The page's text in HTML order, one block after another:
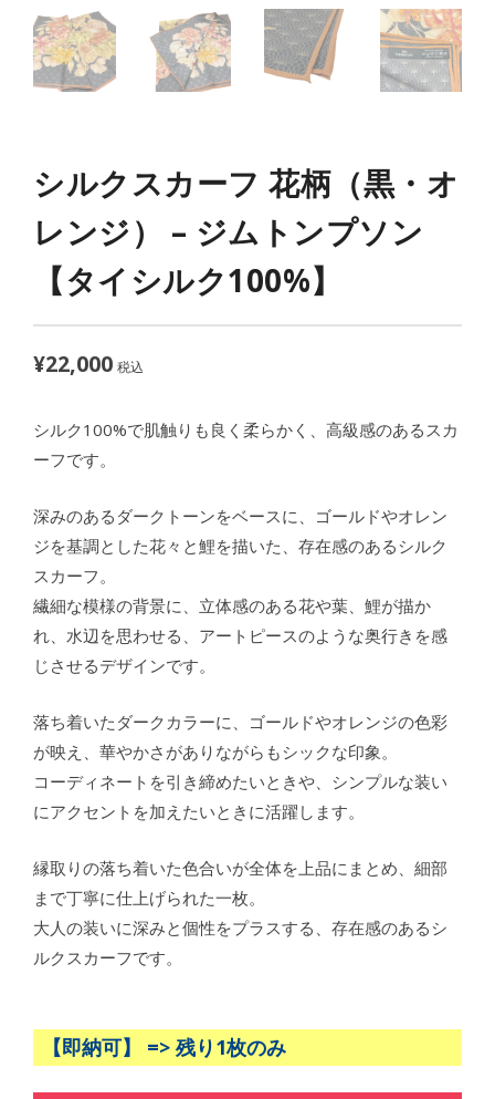
シルクスカーフ 花柄（黒・オ
レンジ） – ジムトンプソン
【タイシルク100%】
¥22,000 税込
シルク100%で肌触りも良く柔らかく、高級感のあるスカ
ーフです。
深みのあるダークトーンをベースに、ゴールドやオレン
ジを基調とした花々と鯉を描いた、存在感のあるシルク
スカーフ。
繊細な模様の背景に、立体感のある花や葉、鯉が描か
れ、水辺を思わせる、アートピースのような奥行きを感
じさせるデザインです。
落ち着いたダークカラーに、ゴールドやオレンジの色彩
が映え、華やかさがありながらもシックな印象。
コーディネートを引き締めたいときや、シンプルな装い
にアクセントを加えたいときに活躍します。
縁取りの落ち着いた色合いが全体を上品にまとめ、細部
まで丁寧に仕上げられた一枚。
大人の装いに深みと個性をプラスする、存在感のあるシ
ルクスカーフです。
【即納可】 => 残り1枚のみ